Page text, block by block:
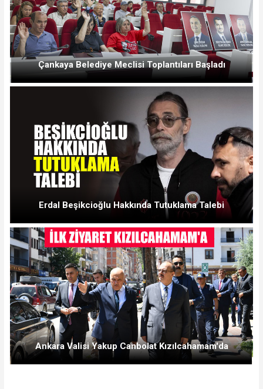
Çankaya Belediye Meclisi Toplantıları Başladı
Erdal Beşikcioğlu Hakkında Tutuklama Talebi
Ankara Valisi Yakup Canbolat Kızılcahamam'da